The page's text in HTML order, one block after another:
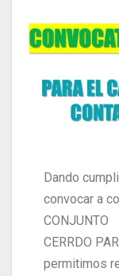
Dando
convocar a
CONJUNTO
CERRDO
permitimos